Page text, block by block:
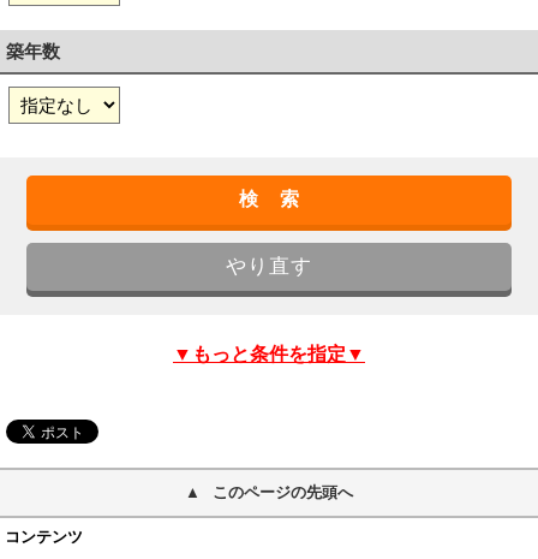
築年数
▼もっと条件を指定▼
このページの先頭へ
コンテンツ